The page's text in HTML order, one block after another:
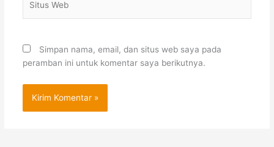
Web
Simpan nama, email, dan situs web saya pada
peramban ini untuk komentar saya berikutnya.